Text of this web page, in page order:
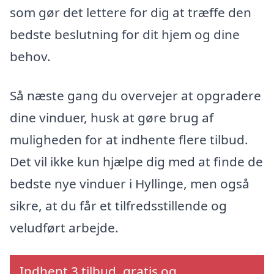
som gør det lettere for dig at træffe den
bedste beslutning for dit hjem og dine
behov.
Så næste gang du overvejer at opgradere
dine vinduer, husk at gøre brug af
muligheden for at indhente flere tilbud.
Det vil ikke kun hjælpe dig med at finde de
bedste nye vinduer i Hyllinge, men også
sikre, at du får et tilfredsstillende og
veludført arbejde.